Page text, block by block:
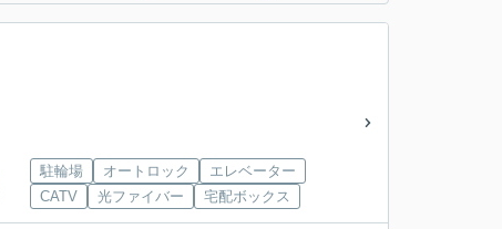
駐輪場 オートロック
エレベーター
CATV
光ファイバー 宅配ボックス